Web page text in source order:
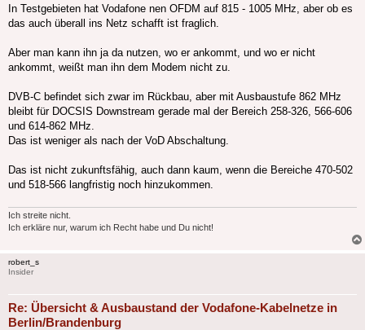
In Testgebieten hat Vodafone nen OFDM auf 815 - 1005 MHz, aber ob es
das auch überall ins Netz schafft ist fraglich.
Aber man kann ihn ja da nutzen, wo er ankommt, und wo er nicht
ankommt, weißt man ihn dem Modem nicht zu.
DVB-C befindet sich zwar im Rückbau, aber mit Ausbaustufe 862 MHz
bleibt für DOCSIS Downstream gerade mal der Bereich 258-326, 566-606
und 614-862 MHz.
Das ist weniger als nach der VoD Abschaltung.
Das ist nicht zukunftsfähig, auch dann kaum, wenn die Bereiche 470-502
und 518-566 langfristig noch hinzukommen.
Ich streite nicht.
Ich erkläre nur, warum ich Recht habe und Du nicht!
robert_s
Insider
Re: Übersicht & Ausbaustand der Vodafone-Kabelnetze in
Berlin/Brandenburg